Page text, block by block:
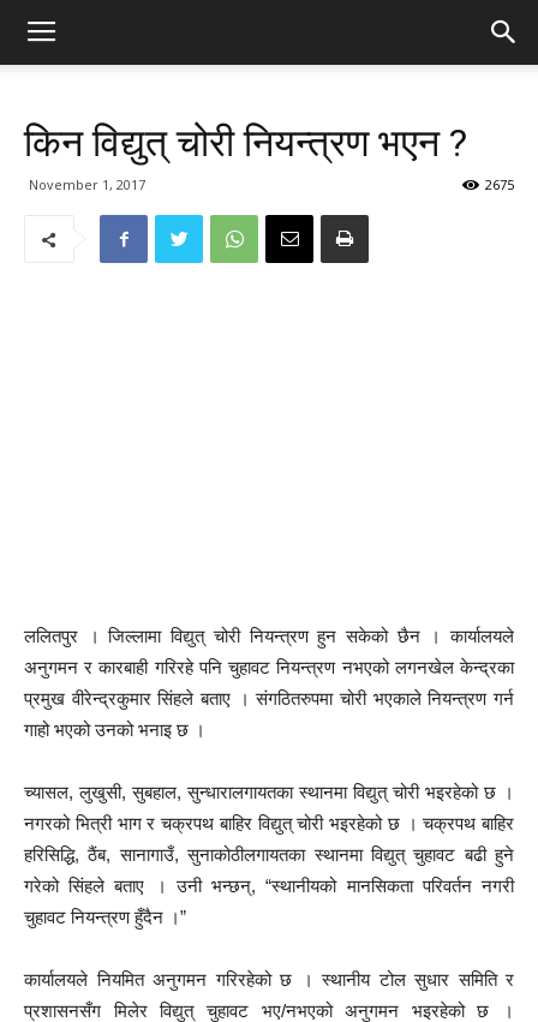
किन विद्युत् चोरी नियन्त्रण भएन ?
November 1, 2017 2675
ललितपुर । जिल्लामा विद्युत् चोरी नियन्त्रण हुन सकेको छैन । कार्यालयले
अनुगमन र कारबाही गरिरहे पनि चुहावट नियन्त्रण नभएको लगनखेल केन्द्रका
प्रमुख वीरेन्द्रकुमार सिंहले बताए । संगठितरुपमा चोरी भएकाले नियन्त्रण गर्न
गाहो भएको उनको भनाइ छ ।
च्यासल, लुखुसी, सुबहाल, सुन्धारालगायतका स्थानमा विद्युत् चोरी भइरहेको छ ।
नगरको भित्री भाग र चक्रपथ बाहिर विद्युत् चोरी भइरहेको छ । चक्रपथ बाहिर
हरिसिद्धि, ठैंब, सानागाउँ, सुनाकोठीलगायतका स्थानमा विद्युत् चुहावट बढी हुने
गरेको सिंहले बताए । उनी भन्छन्, “स्थानीयको मानसिकता परिवर्तन नगरी
चुहावट नियन्त्रण हुँदैन ।”
कार्यालयले नियमित अनुगमन गरिरहेको छ । स्थानीय टोल सुधार समिति र
प्रशासनसँग मिलेर विद्युत् चुहावट भए/नभएको अनुगमन भइरहेको छ ।